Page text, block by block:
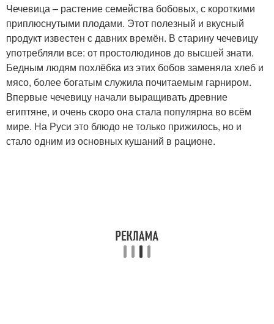
Чечевица – растение семейства бобовых, с короткими
приплюснутыми плодами. Этот полезный и вкусный
продукт известен с давних времён. В старину чечевицу
употребляли все: от простолюдинов до высшей знати.
Бедным людям похлёбка из этих бобов заменяла хлеб и
мясо, более богатым служила почитаемым гарниром.
Впервые чечевицу начали выращивать древние
египтяне, и очень скоро она стала популярна во всём
мире. На Руси это блюдо не только прижилось, но и
стало одним из основных кушаний в рационе.